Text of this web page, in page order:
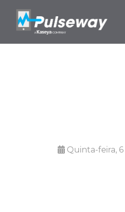
Quinta-feira,